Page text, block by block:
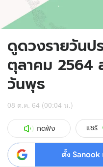
ดูดวงรายวันป
ตุลาคม 2564
วันพุธ
08 ต.ค. 64 (00:04 น.)
กดฟัง แชร์
ตั้ง Sanook